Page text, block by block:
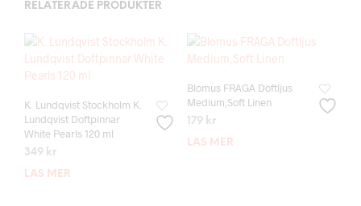
RELATERADE PRODUKTER
K. Lundqvist Stockholm K.
Lundqvist Doftpinnar
White Pearls 120 ml
349 kr
LÄS MER
Blomus FRAGA Doftljus
Medium,Soft Linen
179 kr
LÄS MER